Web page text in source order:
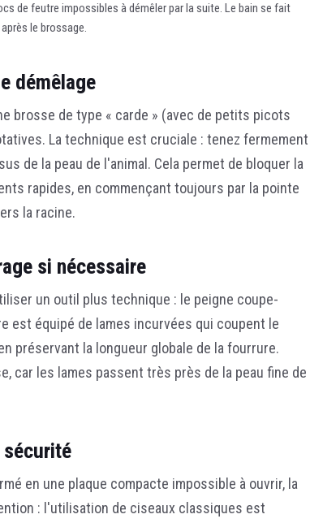
de feutre impossibles à démêler par la suite. Le bain se fait
le brossage.
démêlage
brosse de type « carde » (avec de petits picots
La technique est cruciale : tenez fermement
de la peau de l'animal. Cela permet de bloquer la
rapides, en commençant toujours par la pointe
la racine.
si nécessaire
un outil plus technique : le peigne coupe-
est équipé de lames incurvées qui coupent le
préservant la longueur globale de la fourrure.
car les lames passent très près de la peau fine de
sécurité
en une plaque compacte impossible à ouvrir, la
: l'utilisation de ciseaux classiques est